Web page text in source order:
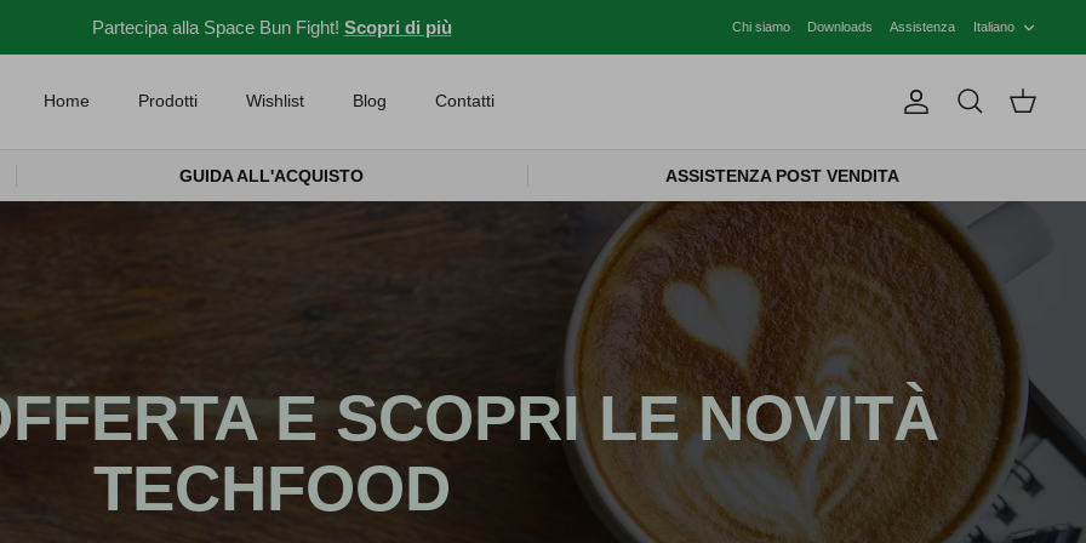
Partecipa alla Space Bun Fight! Scopri di più Chi siamo Downloads Assistenza Italiano
Home Prodotti Wishlist Blog Contatti Account
Cerca Carrello
GUIDA ALL'ACQUISTO ASSISTENZA POST VENDITA
E SCOPRI LE NOVITÀ
TECHFOOD